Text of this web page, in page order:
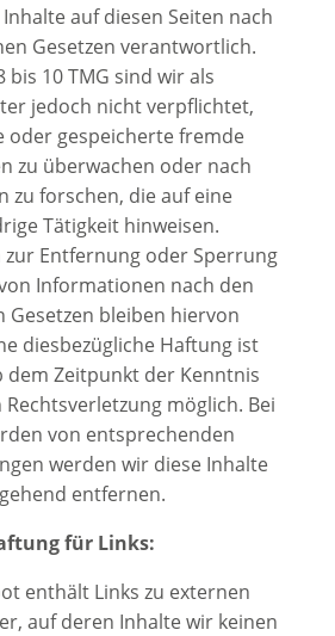
auf diesen Seiten nach
Gesetzen verantwortlich.
bis 10 TMG sind wir als
jedoch nicht verpflichtet,
oder gespeicherte fremde
zu überwachen oder nach
zu forschen, die auf eine
Tätigkeit hinweisen.
Entfernung oder Sperrung
Informationen nach den
Gesetzen bleiben hiervon
diesbezügliche Haftung ist
dem Zeitpunkt der Kenntnis
möglich. Bei
von entsprechenden
werden wir diese Inhalte
entfernen.
für Links:
enthält Links zu externen
auf deren Inhalte wir keinen